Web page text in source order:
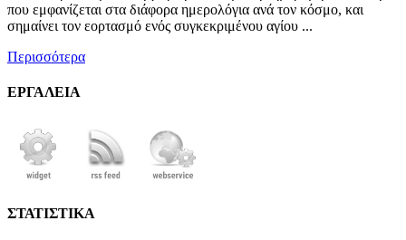
που εμφανίζεται στα διάφορα ημερολόγια ανά τον κόσμο, και
σημαίνει τον εορτασμό ενός συγκεκριμένου αγίου ...
Περισσότερα
ΕΡΓΑΛΕΙΑ
ΣΤΑΤΙΣΤΙΚΑ